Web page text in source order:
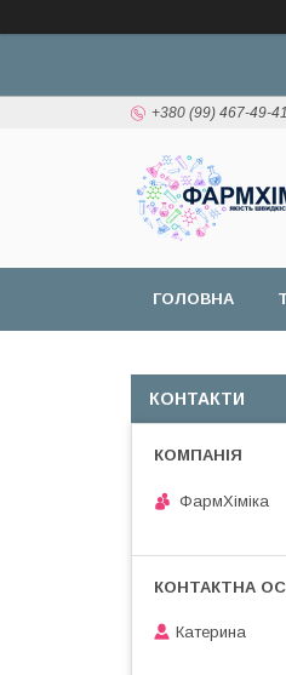
+380 (99) 467-49-41
ГОЛОВНА
КОНТАКТИ
ФармХіміка
Катерина